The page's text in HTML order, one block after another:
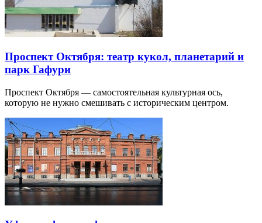
Проспект Октября: театр кукол, планетарий и
парк Гафури
Проспект Октября — самостоятельная культурная ось,
которую не нужно смешивать с историческим центром.